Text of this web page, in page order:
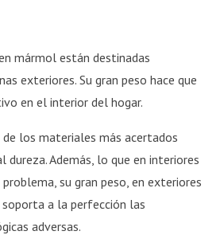
mármol están destinadas
exteriores. Su gran peso hace que
en el interior del hogar.
los materiales más acertados
dureza. Además, lo que en interiores
su gran peso, en exteriores
a la perfección las
adversas.